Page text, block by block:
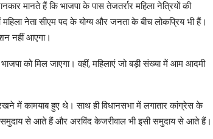
मानते हैं कि भाजपा के पास तेजतर्रार महिला नेत्रियों की
महिला नेता सीएम पद के योग्य और जनता के बीच लोकप्रिय भी हैं।
नहीं आएगा।
को मिल जाएगा। वहीं, महिलाएं जो बड़ी संख्या में आम आदमी
में कामयाब हुए थे। साथ ही विधानसभा में लगातार कांग्रेस के
से आते हैं और अरविंद केजरीवाल भी इसी समुदाय से आते हैं।